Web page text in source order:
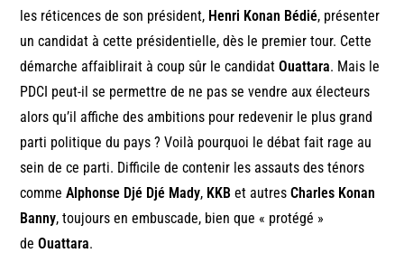
les réticences de son président, Henri Konan Bédié, présenter
un candidat à cette présidentielle, dès le premier tour. Cette
démarche affaiblirait à coup sûr le candidatOuattara. Mais le
PDCI peut-il se permettre de ne pas se vendre aux électeurs
alors qu’il affiche des ambitions pour redevenir le plus grand
parti politique du pays ? Voilà pourquoi le débat fait rage au
sein de ce parti. Difficile de contenir les assauts des ténors
commeAlphonse Djé Djé Mady, KKB et autresCharles Konan
Banny, toujours en embuscade, bien que « protégé »
deOuattara.